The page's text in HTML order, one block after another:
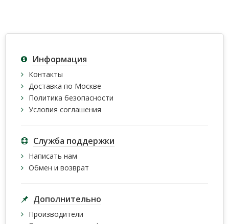
Информация
Контакты
Доставка по Москве
Политика безопасности
Условия соглашения
Служба поддержки
Написать нам
Обмен и возврат
Дополнительно
Производители